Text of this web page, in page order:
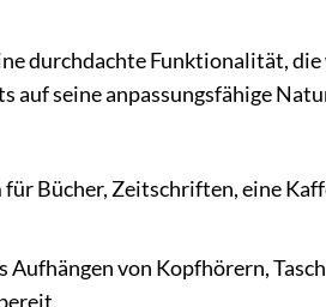
durchdachte Funktionalität,
auf seine anpassungsfähige
Bücher, Zeitschriften, eine
von Kopfhörern,